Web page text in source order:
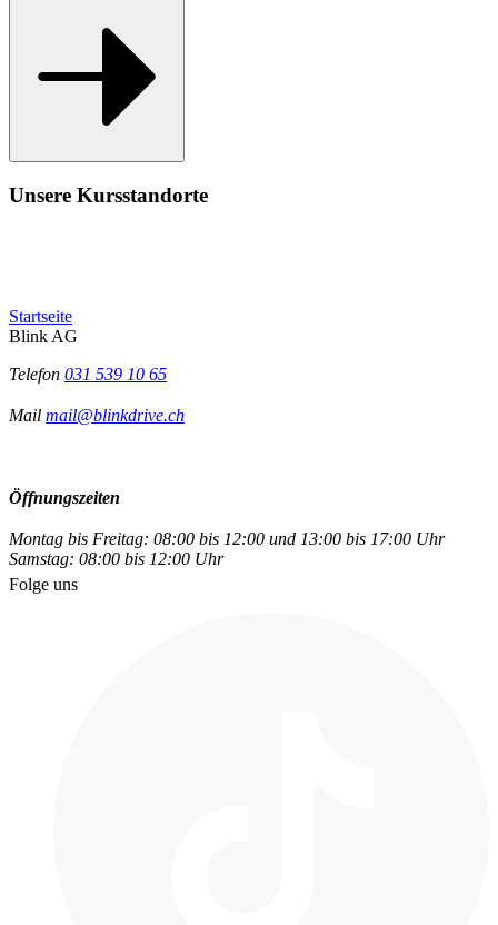
Unsere Kursstandorte
Startseite
Blink AG
Telefon 031 539 10 65
Mail mail@blinkdrive.ch
Öffnungszeiten
Montag bis Freitag: 08:00 bis 12:00 und 13:00 bis 17:00 Uhr
Samstag: 08:00 bis 12:00 Uhr
Folge uns